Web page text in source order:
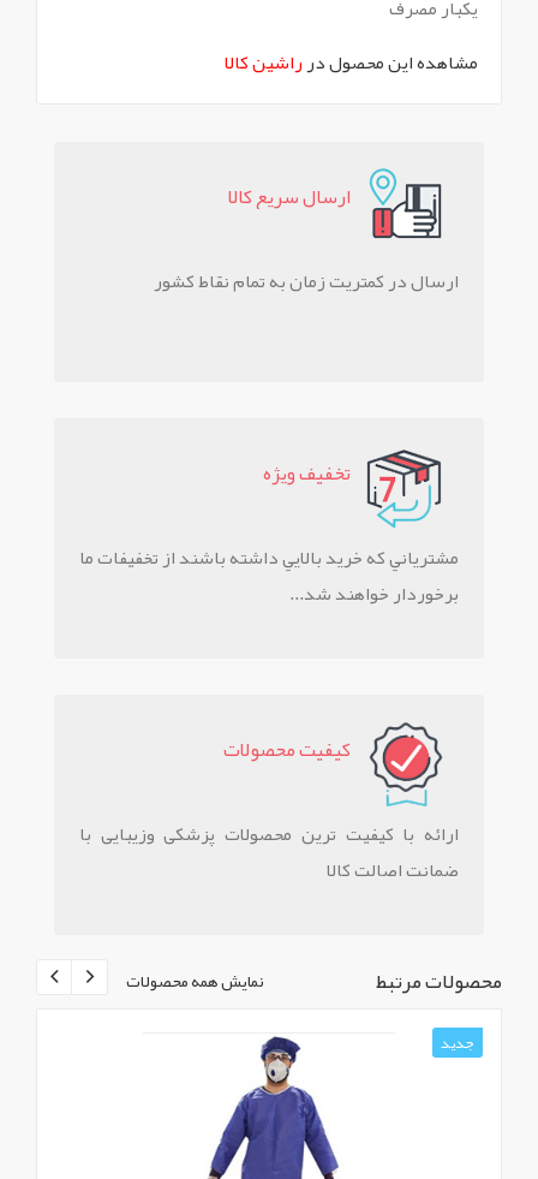
یکبار مصرف
مشاهده این محصول درراشین کالا
ارسال سريع کالا
ارسال در کمتریت زمان به تمام نقاط کشور
تخفيف ويژه
مشترياني که خريد بالايي داشته باشند از تخفيفات ما
برخوردار خواهند شد...
کيفيت محصولات
ارائه با کیفیت ترین محصولات پزشکی وزیبایی با
ضمانت اصالت کالا
نمایش همه محصولات محصولات مرتبط
جدید